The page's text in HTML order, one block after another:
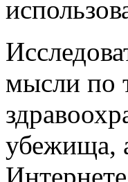
мысли по
убежища,